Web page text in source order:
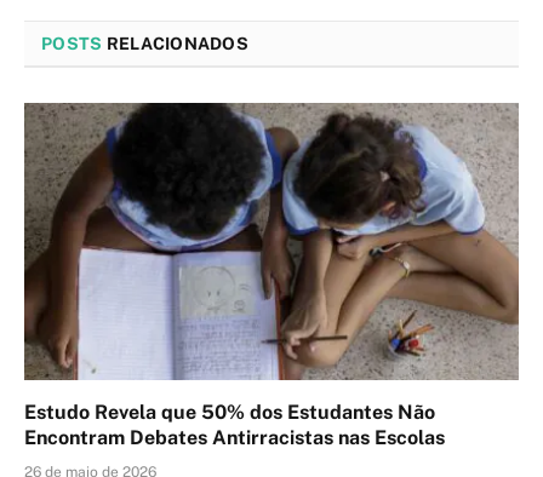
POSTS RELACIONADOS
Estudo Revela que 50% dos Estudantes Não
Encontram Debates Antirracistas nas Escolas
26 de maio de 2026